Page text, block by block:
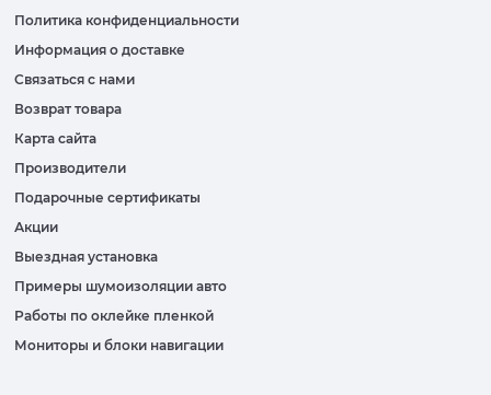
Политика конфиденциальности
Информация о доставке
Связаться с нами
Возврат товара
Карта сайта
Производители
Подарочные сертификаты
Акции
Выездная установка
Примеры шумоизоляции авто
Работы по оклейке пленкой
Мониторы и блоки навигации